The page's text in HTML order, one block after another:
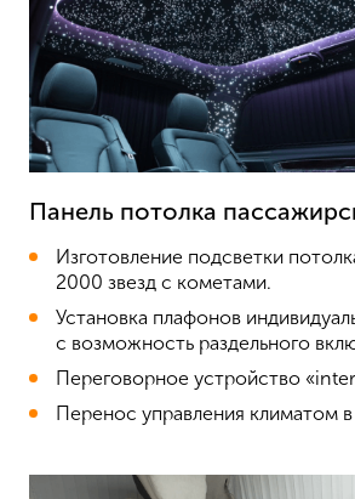
Панель потолка
Изготовление подсветки
2000 звезд с кометами.
Установка плафонов
с возможность раздельного
Переговорное устройство
Перенос управления климатом